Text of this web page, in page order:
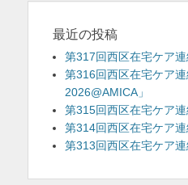
シ
ョ
ン
最近の投稿
第317回西区在宅ケア
第316回西区在宅ケア
2026@AMICA」
第315回西区在宅ケア
第314回西区在宅ケア
第313回西区在宅ケア